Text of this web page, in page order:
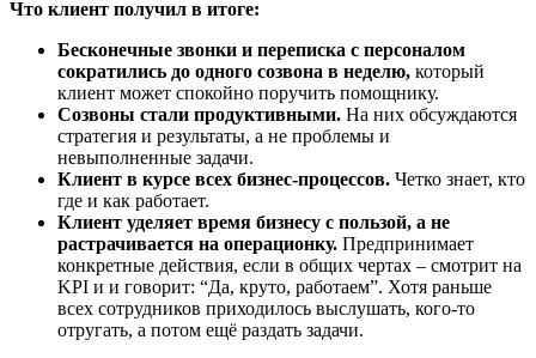
Что клиент получил в итоге:
Бесконечные звонки и переписка с персоналом
сократились до одного созвона в неделю, который
клиент может спокойно поручить помощнику.
Созвоны стали продуктивными. На них обсуждаются
стратегия и результаты, а не проблемы и
невыполненные задачи.
Клиент в курсе всех бизнес-процессов. Четко знает, кто
где и как работает.
Клиент уделяет время бизнесу с пользой, а не
растрачивается на операционку. Предпринимает
конкретные действия, если в общих чертах – смотрит на
KPI и и говорит: “Да, круто, работаем”. Хотя раньше
всех сотрудников приходилось выслушать, кого-то
отругать, а потом ещё раздать задачи.